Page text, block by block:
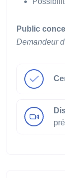
Public
Demandeur